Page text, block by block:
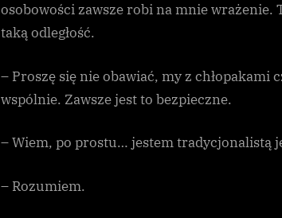
osobowości zawsze robi na mnie wrażenie.
taką odległość.
– Proszę się nie obawiać, my z chłopakami
wspólnie. Zawsze jest to bezpieczne.
– Wiem, po prostu… jestem tradycjonalistą
– Rozumiem.